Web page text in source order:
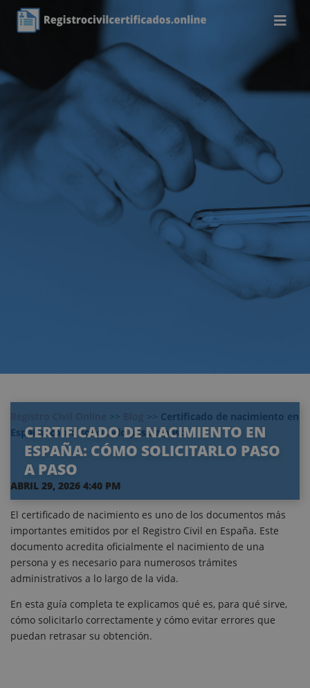
CERTIFICADO DE NACIMIENTO EN
ESPAÑA: CÓMO SOLICITARLO PASO
A PASO
Certificado de nacimiento en
España: cómo solicitarlo paso a paso
ABRIL 29, 2026 4:40 PM
El certificado de nacimiento es uno de los documentos más
importantes emitidos por el Registro Civil en España. Este
documento acredita oficialmente el nacimiento de una
persona y es necesario para numerosos trámites
administrativos a lo largo de la vida.
En esta guía completa te explicamos qué es, para qué sirve,
cómo solicitarlo correctamente y cómo evitar errores que
puedan retrasar su obtención.